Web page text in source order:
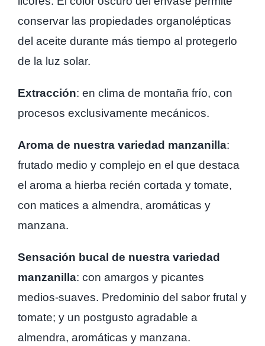
conservar las propiedades organolépticas
del aceite durante más tiempo al protegerlo
de la luz solar.
Extracción: en clima de montaña frío, con
procesos exclusivamente mecánicos.
Aroma de nuestra variedad manzanilla:
frutado medio y complejo en el que destaca
el aroma a hierba recién cortada y tomate,
con matices a almendra, aromáticas y
manzana.
Sensación bucal de nuestra variedad
manzanilla: con amargos y picantes
medios-suaves. Predominio del sabor frutal y
tomate; y un postgusto agradable a
almendra, aromáticas y manzana.